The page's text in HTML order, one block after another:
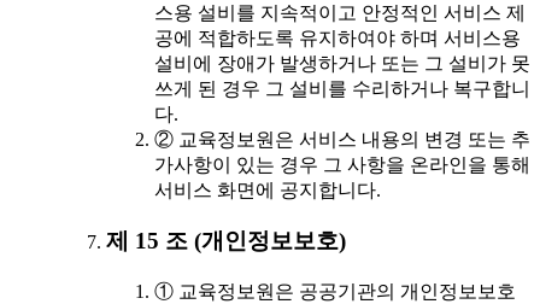
스용 설비를 지속적이고 안정적인 서비스 제
공에 적합하도록 유지하여야 하며 서비스용
설비에 장애가 발생하거나 또는 그 설비가 못
쓰게 된 경우 그 설비를 수리하거나 복구합니
다.
② 교육정보원은 서비스 내용의 변경 또는 추
가사항이 있는 경우 그 사항을 온라인을 통해
서비스 화면에 공지합니다.
제 15 조 (개인정보보호)
① 교육정보원은 공공기관의 개인정보보호